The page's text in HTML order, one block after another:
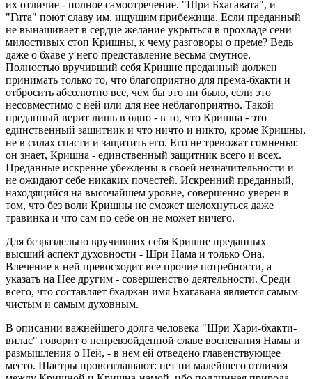
их отличие - полное самоотречение. "Шри Бхагавата", и
"Гита" поют славу им, ищущим прибежища. Если преданный
не вынашивает в сердце желание укрыться в прохладе сени
милостивых стоп Кришны, к чему разговоры о преме? Ведь
даже о бхаве у него представление весьма смутное.
Полностью вручивший себя Кришне преданный должен
принимать только то, что благоприятно для према-бхакти и
отбросить абсолютно все, чем бы это ни было, если это
несовместимо с ней или для нее неблагоприятно. Такой
преданный верит лишь в одно - в то, что Кришна - это
единственный защитник и что ничто и никто, кроме Кришны,
не в силах спасти и защитить его. Его не тревожат сомненья:
он знает, Кришна - единственный защитник всего и всех.
Преданные искренне убеждены в своей незначительности и
не ожидают себе никаких почестей. Искренний преданный,
находящийся на высочайшем уровне, совершенно уверен в
том, что без воли Кришны не сможет шелохнуться даже
травинка и что сам по себе он не может ничего.
Для безраздельно вручивших себя Кришне преданных
высший аспект духовности - Шри Нама и только Она.
Влечение к ней превосходит все прочие потребности, а
указать на Нее другим - совершенство деятельности. Среди
всего, что составляет бхаджан имя Бхагавана является самым
чистым и самым духовным.
В описании важнейшего долга человека "Шри Хари-бхакти-
вилас" говорит о непревзойденной славе воспевания Намы и
размышления о Ней, - в нем ей отведено главенствующее
место. Шастры провозглашают: нет ни малейшего отличия